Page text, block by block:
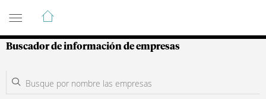
Guía de Empresas Colombianas
Buscador de información de empresas